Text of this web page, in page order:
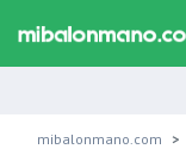
mibalonmano.com